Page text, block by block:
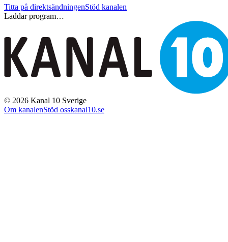
Titta på direktsändningenStöd kanalen
Laddar program…
© 2026 Kanal 10 Sverige
Om kanalenStöd osskanal10.se